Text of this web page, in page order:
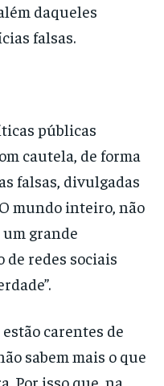
daqueles
falsas.
públicas
cautela, de forma
falsas, divulgadas
mundo inteiro, não
um grande
redes sociais
carentes de
sabem mais o que
Por isso que, na